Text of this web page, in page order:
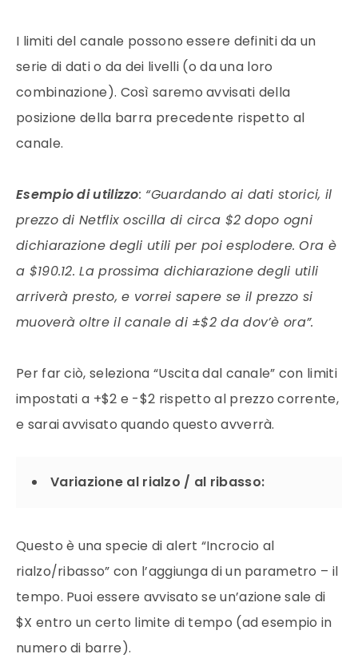
I limiti del canale possono essere definiti da un
serie di dati o da dei livelli (o da una loro
combinazione). Così saremo avvisati della
posizione della barra precedente rispetto al
canale.
Esempio di utilizzo: “Guardando ai dati storici, il
prezzo di Netflix oscilla di circa $2 dopo ogni
dichiarazione degli utili per poi esplodere. Ora è
a $190.12. La prossima dichiarazione degli utili
arriverà presto, e vorrei sapere se il prezzo si
muoverà oltre il canale di ±$2 da dov’è ora”.
Per far ciò, seleziona “Uscita dal canale” con limiti
impostati a +$2 e -$2 rispetto al prezzo corrente,
e sarai avvisato quando questo avverrà.
Variazione al rialzo / al ribasso:
Questo è una specie di alert “Incrocio al
rialzo/ribasso” con l’aggiunga di un parametro – il
tempo. Puoi essere avvisato se un’azione sale di
$X entro un certo limite di tempo (ad esempio in
numero di barre).